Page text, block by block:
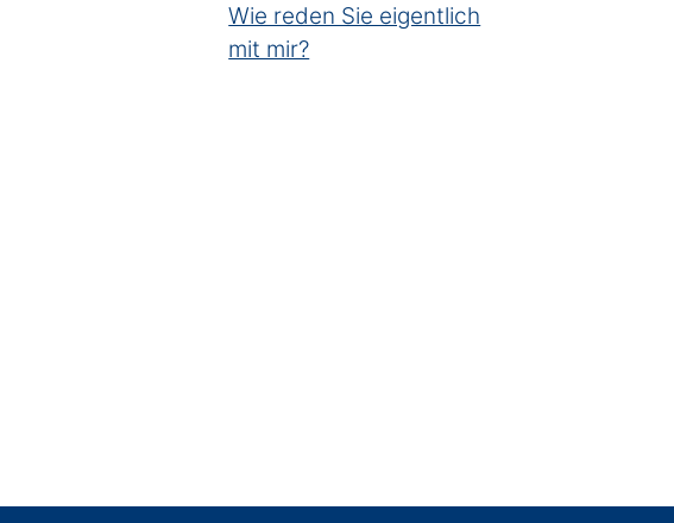
Wie reden Sie eigentlich
mit mir?